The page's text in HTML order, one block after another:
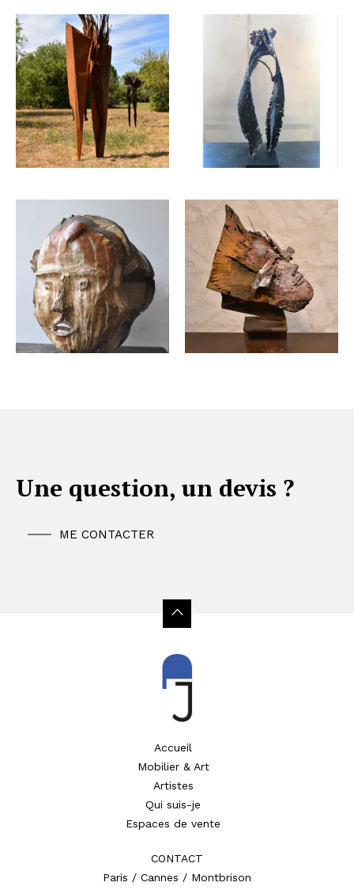
Une question, un devis ?
ME CONTACTER
Accueil
Mobilier & Art
Artistes
Qui suis-je
Espaces de vente
CONTACT
Paris / Cannes / Montbrison